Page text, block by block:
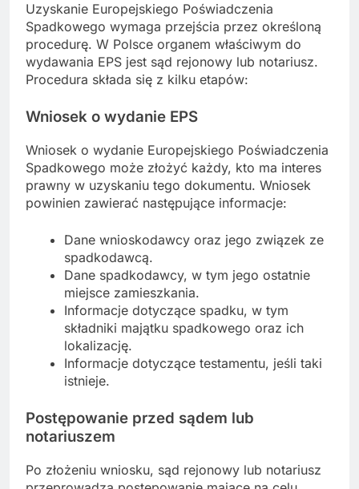
Uzyskanie Europejskiego Poświadczenia
Spadkowego wymaga przejścia przez określoną
procedurę. W Polsce organem właściwym do
wydawania EPS jest sąd rejonowy lub notariusz.
Procedura składa się z kilku etapów:
Wniosek o wydanie EPS
Wniosek o wydanie Europejskiego Poświadczenia
Spadkowego może złożyć każdy, kto ma interes
prawny w uzyskaniu tego dokumentu. Wniosek
powinien zawierać następujące informacje:
Dane wnioskodawcy oraz jego związek ze
spadkodawcą.
Dane spadkodawcy, w tym jego ostatnie
miejsce zamieszkania.
Informacje dotyczące spadku, w tym
składniki majątku spadkowego oraz ich
lokalizację.
Informacje dotyczące testamentu, jeśli taki
istnieje.
Postępowanie przed sądem lub
notariuszem
Po złożeniu wniosku, sąd rejonowy lub notariusz